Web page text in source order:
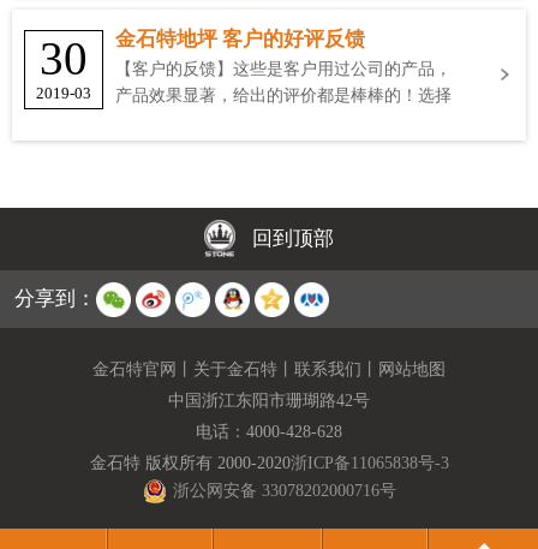
30
2019-03
金石特地坪 客户的好评反馈
【客户的反馈】这些是客户用过公司的产品，
产品效果显著，给出的评价都是棒棒的！选择
回到顶部
分享到：
金石特官网 关于金石特 联系我们
网站地图
中国浙江东阳市珊瑚路42号
电话： 4000-428-628
金石特 版权所有 2000-2020浙ICP备11065838号-3
浙公网安备 33078202000716号